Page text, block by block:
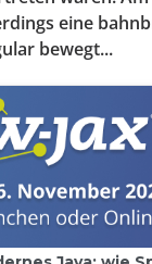
eine
bewegt...